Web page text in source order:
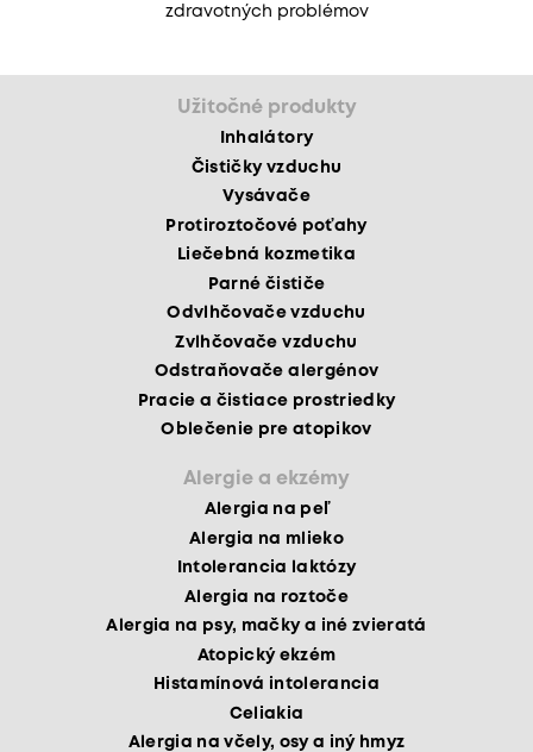
zdravotných problémov
Užitočné produkty
Inhalátory
Čističky vzduchu
Vysávače
Protiroztočové poťahy
Liečebná kozmetika
Parné čističe
Odvlhčovače vzduchu
Zvlhčovače vzduchu
Odstraňovače alergénov
Pracie a čistiace prostriedky
Oblečenie pre atopikov
Alergie a ekzémy
Alergia na peľ
Alergia na mlieko
Intolerancia laktózy
Alergia na roztoče
Alergia na psy, mačky a iné zvieratá
Atopický ekzém
Histamínová intolerancia
Celiakia
Alergia na včely, osy a iný hmyz